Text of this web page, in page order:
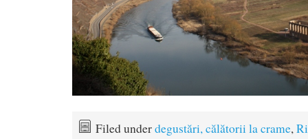
Filed underdegustări, călătorii la crame,